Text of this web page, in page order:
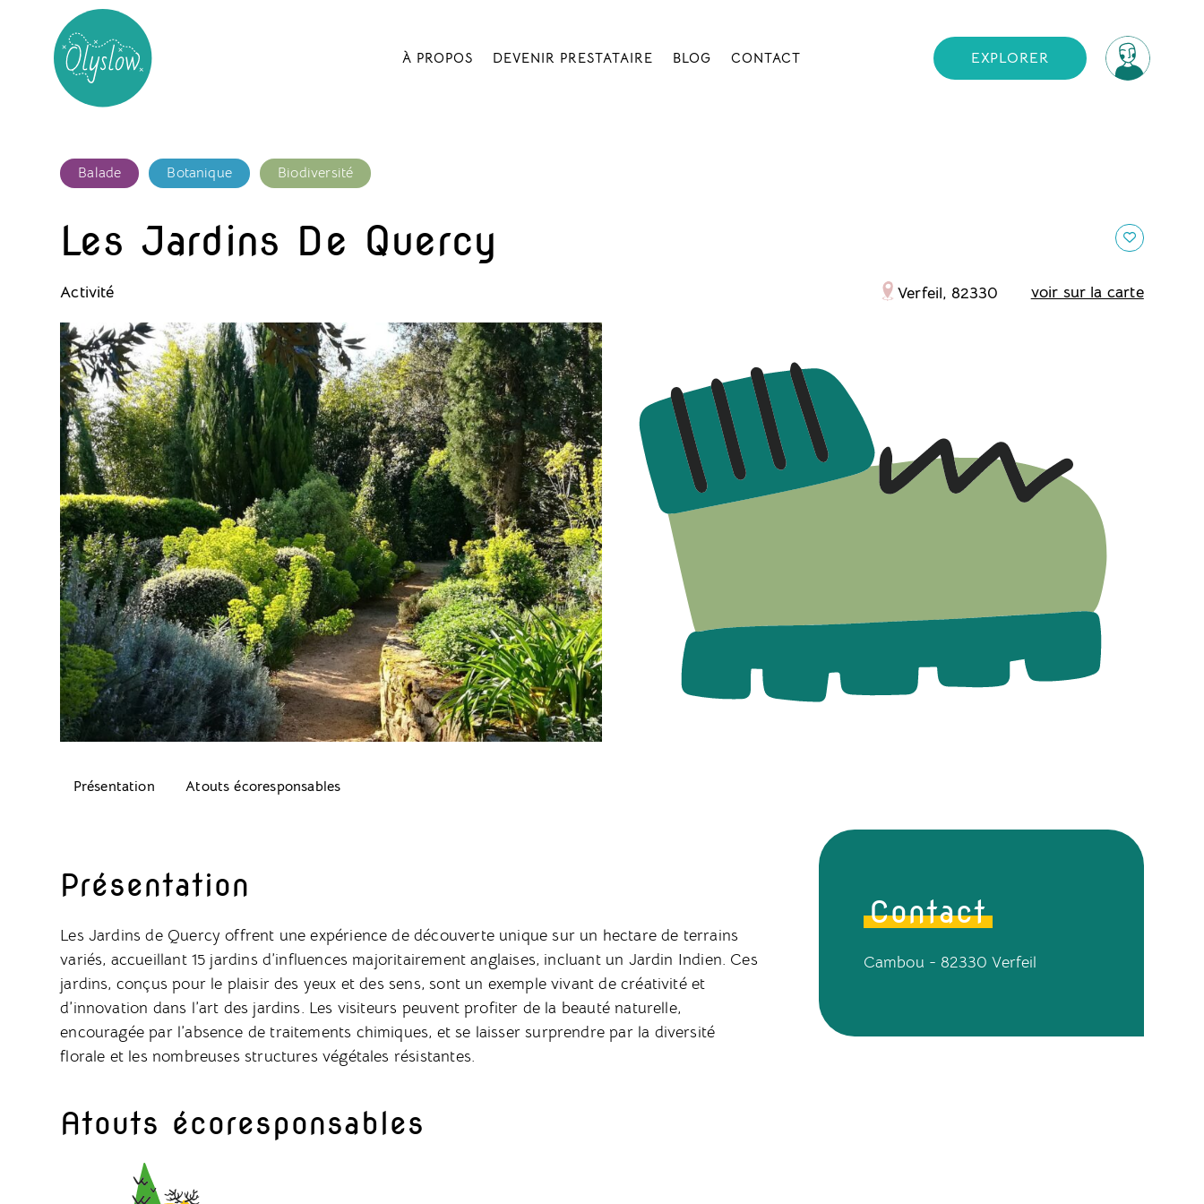
À PROPOS DEVENIR PRESTATAIRE BLOG CONTACT EXPLORER
Balade Botanique Biodiversité
Les Jardins De Quercy
Activité Verfeil, 82330 voir sur la carte
Présentation Atouts écoresponsables
Présentation
Les Jardins de Quercy offrent une expérience de découverte unique sur un hectare de terrains
variés, accueillant 15 jardins d’influences majoritairement anglaises, incluant un Jardin Indien. Ces
jardins, conçus pour le plaisir des yeux et des sens, sont un exemple vivant de créativité et
d’innovation dans l’art des jardins. Les visiteurs peuvent profiter de la beauté naturelle,
encouragée par l’absence de traitements chimiques, et se laisser surprendre par la diversité
florale et les nombreuses structures végétales résistantes.
Atouts écoresponsables
Contact
Cambou - 82330 Verfeil